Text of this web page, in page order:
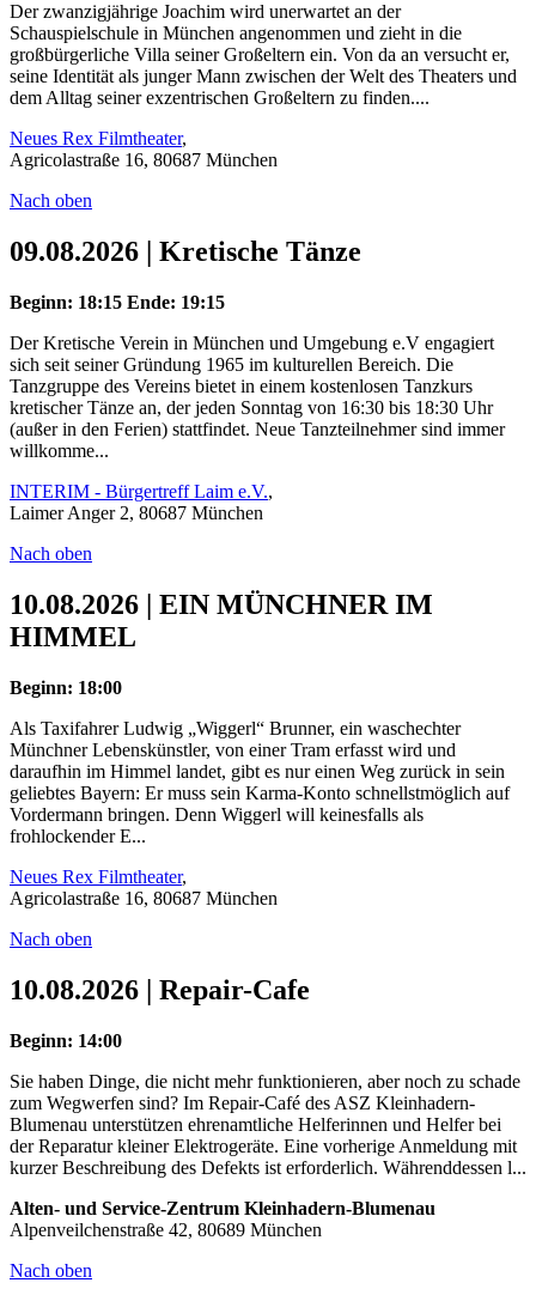
Der zwanzigjährige Joachim wird unerwartet an der
Schauspielschule in München angenommen und zieht in die
großbürgerliche Villa seiner Großeltern ein. Von da an versucht er,
seine Identität als junger Mann zwischen der Welt des Theaters und
dem Alltag seiner exzentrischen Großeltern zu finden....
Neues Rex Filmtheater,
Agricolastraße 16, 80687 München
Nach oben
09.08.2026 | Kretische Tänze
Beginn: 18:15 Ende: 19:15
Der Kretische Verein in München und Umgebung e.V engagiert
sich seit seiner Gründung 1965 im kulturellen Bereich. Die
Tanzgruppe des Vereins bietet in einem kostenlosen Tanzkurs
kretischer Tänze an, der jeden Sonntag von 16:30 bis 18:30 Uhr
(außer in den Ferien) stattfindet. Neue Tanzteilnehmer sind immer
willkomme...
INTERIM - Bürgertreff Laim e.V.,
Laimer Anger 2, 80687 München
Nach oben
10.08.2026 | EIN MÜNCHNER IM
HIMMEL
Beginn: 18:00
Als Taxifahrer Ludwig „Wiggerl“ Brunner, ein waschechter
Münchner Lebenskünstler, von einer Tram erfasst wird und
daraufhin im Himmel landet, gibt es nur einen Weg zurück in sein
geliebtes Bayern: Er muss sein Karma-Konto schnellstmöglich auf
Vordermann bringen. Denn Wiggerl will keinesfalls als
frohlockender E...
Neues Rex Filmtheater,
Agricolastraße 16, 80687 München
Nach oben
10.08.2026 | Repair-Cafe
Beginn: 14:00
Sie haben Dinge, die nicht mehr funktionieren, aber noch zu schade
zum Wegwerfen sind? Im Repair-Café des ASZ Kleinhadern-
Blumenau unterstützen ehrenamtliche Helferinnen und Helfer bei
der Reparatur kleiner Elektrogeräte. Eine vorherige Anmeldung mit
kurzer Beschreibung des Defekts ist erforderlich. Währenddessen l...
Alten- und Service-Zentrum Kleinhadern-Blumenau
Alpenveilchenstraße 42, 80689 München
Nach oben